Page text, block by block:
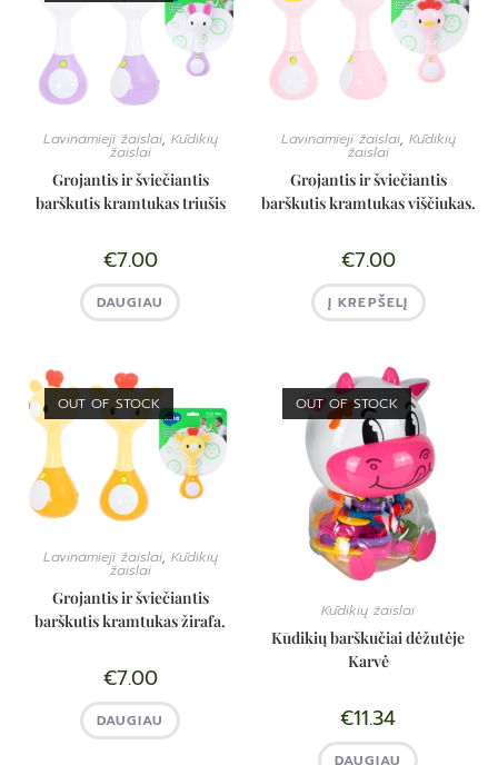
Lavinamieji žaislai, Kūdikių
žaislai
Grojantis ir šviečiantis
barškutis kramtukas triušis
€7.00
DAUGIAU
Lavinamieji žaislai, Kūdikių
žaislai
Grojantis ir šviečiantis
barškutis kramtukas viščiukas.
€7.00
Į KREPŠELĮ
OUT OF STOCK
Lavinamieji žaislai, Kūdikių
žaislai
Grojantis ir šviečiantis
barškutis kramtukas žirafa.
€7.00
DAUGIAU
OUT OF STOCK
Kūdikių žaislai
Kūdikių barškučiai dėžutėje
Karvė
€11.34